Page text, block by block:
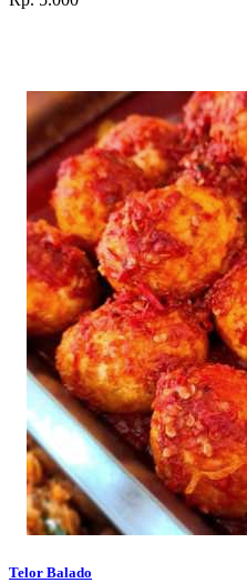
Telor Balado